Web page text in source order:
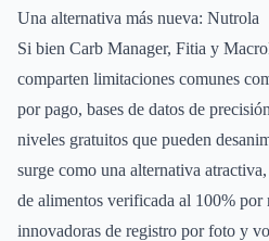
Una alternativa más nueva: Nutrola
Si bien Carb Manager, Fitia y
comparten limitaciones comunes
por pago, bases de datos de
niveles gratuitos que pueden
surge como una alternativa
de alimentos verificada al 100%
innovadoras de registro por foto y